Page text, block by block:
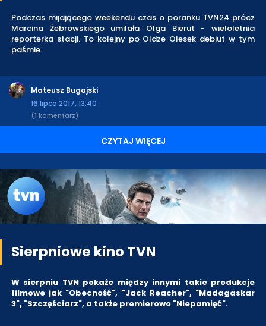
Podczas mijającego weekendu czas o poranku TVN24 prócz
Marcina Żebrowskiego umilała Olga Bierut - wieloletnia
reporterka stacji. To kolejny po Oldze Olesek debiut w tym
paśmie.
Mateusz Bugajski
16 lipca 2017, 13:40
(1 komentarz)
CZYTAJ WIĘCEJ
Sierpniowe kino TVN
W sierpniu TVN pokaże między innymi takie produkcje
filmowe jak "Obecność", "Jack Reacher", "Madagaskar
3", "Szczęściarz", a także premierowo "Niepamięć".